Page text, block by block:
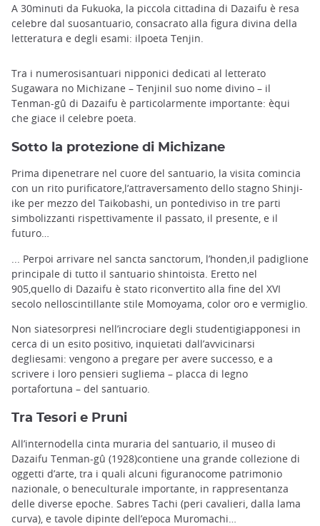
A 30minuti da Fukuoka, la piccola cittadina di Dazaifu è resa
celebre dal suosantuario, consacrato alla figura divina della
letteratura e degli esami: ilpoeta Tenjin.
Tra i numerosisantuari nipponici dedicati al letterato
Sugawara no Michizane – Tenjinil suo nome divino – il
Tenman-gû di Dazaifu è particolarmente importante: èqui
che giace il celebre poeta.
Sotto la protezione di Michizane
Prima dipenetrare nel cuore del santuario, la visita comincia
con un rito purificatore,l’attraversamento dello stagno Shinji-
ike per mezzo del Taikobashi, un pontediviso in tre parti
simbolizzanti rispettivamente il passato, il presente, e il
futuro…
... Perpoi arrivare nel sancta sanctorum, l’honden,il padiglione
principale di tutto il santuario shintoista. Eretto nel
905,quello di Dazaifu è stato riconvertito alla fine del XVI
secolo nelloscintillante stile Momoyama, color oro e vermiglio.
Non siatesorpresi nell’incrociare degli studentigiapponesi in
cerca di un esito positivo, inquietati dall’avvicinarsi
degliesami: vengono a pregare per avere successo, e a
scrivere i loro pensieri sugliema – placca di legno
portafortuna – del santuario.
Tra Tesori e Pruni
All’internodella cinta muraria del santuario, il museo di
Dazaifu Tenman-gû (1928)contiene una grande collezione di
oggetti d’arte, tra i quali alcuni figuranocome patrimonio
nazionale, o beneculturale importante, in rappresentanza
delle diverse epoche. Sabres Tachi (peri cavalieri, dalla lama
curva), e tavole dipinte dell’epoca Muromachi…